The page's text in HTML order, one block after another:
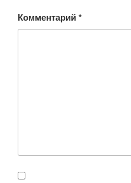
Комментарий*